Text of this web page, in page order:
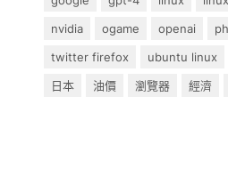
nvidia
ogame openai
twitter firefox
ubuntu linux
日本
油價 瀏覽器 經濟